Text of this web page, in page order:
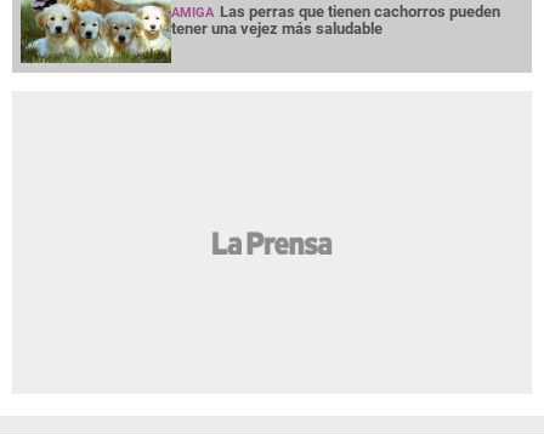
AMIGA Las perras que tienen cachorros pueden
tener una vejez más saludable